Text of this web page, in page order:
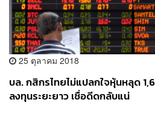
25 ตุลาคม 2018
บล. กสิกรไทยไม่แปลกใจหุ้นหลุด
ลงทุนระยะยาว เชื่อดีดกลับแน่